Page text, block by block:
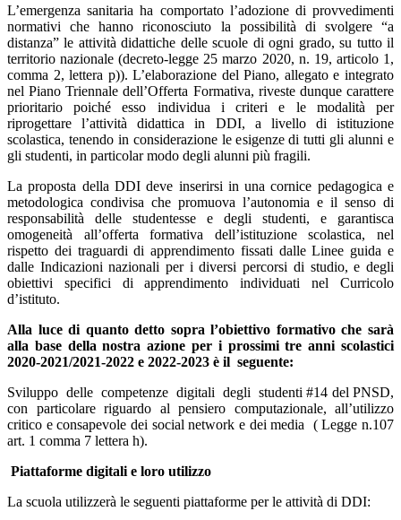
L’emergenza sanitaria ha comportato l’adozione di provvedimenti
normativi che hanno riconosciuto la possibilità di svolgere “a
distanza” le attività didattiche delle scuole di ogni grado, su tutto il
territorio nazionale (decreto-legge 25 marzo 2020, n. 19, articolo 1,
comma 2, lettera p)). L’elaborazione del Piano, allegato e integrato
nel Piano Triennale dell’Offerta Formativa, riveste dunque carattere
prioritario poiché esso individua i criteri e le modalità per
riprogettare l’attività didattica in DDI, a livello di istituzione
scolastica, tenendo in considerazione le esigenze di tutti gli alunni e
gli studenti, in particolar modo degli alunni più fragili.
La proposta della DDI deve inserirsi in una cornice pedagogica e
metodologica condivisa che promuova l’autonomia e il senso di
responsabilità delle studentesse e degli studenti, e garantisca
omogeneità all’offerta formativa dell’istituzione scolastica, nel
rispetto dei traguardi di apprendimento fissati dalle Linee guida e
dalle Indicazioni nazionali per i diversi percorsi di studio, e degli
obiettivi specifici di apprendimento individuati nel Curricolo
d’istituto.
Alla luce di quanto detto sopra l’obiettivo formativo che sarà
alla base della nostra azione per i prossimi tre anni scolastici
2020-2021/2021-2022 e 2022-2023 è il seguente:
Sviluppo delle competenze digitali degli studenti #14 del PNSD,
con particolare riguardo al pensiero computazionale, all’utilizzo
critico e consapevole dei social network e dei media ( Legge n.107
art. 1 comma 7 lettera h).
Piattaforme digitali e loro utilizzo
La scuola utilizzerà le seguenti piattaforme per le attività di DDI: